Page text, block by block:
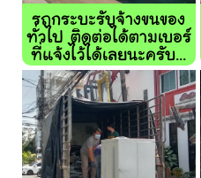
รถกระบะรับจ้างขนของ
ทั่วไป ติดต่อได้ตามเบอร์
ที่แจ้งไว้ได้เลยนะครับ...